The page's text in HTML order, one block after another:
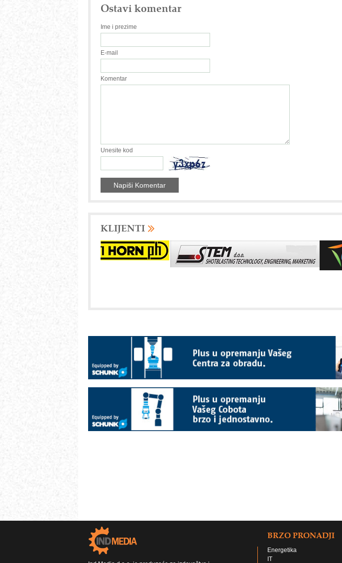
Ostavi komentar
Ime i prezime
E-mail
Komentar
Unesite kod
KLIJENTI
BRZO PRONADJI
Energetika
IT